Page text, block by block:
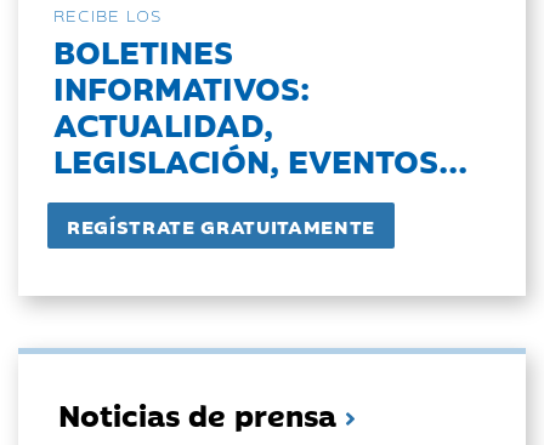
RECIBE LOS
BOLETINES
INFORMATIVOS:
ACTUALIDAD,
LEGISLACIÓN, EVENTOS...
Noticias de prensa